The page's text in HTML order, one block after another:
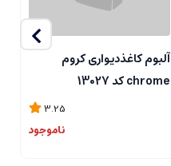
آلبوم کاغذدیواری کروم
chrome کد 13027
3.25
ناموجود